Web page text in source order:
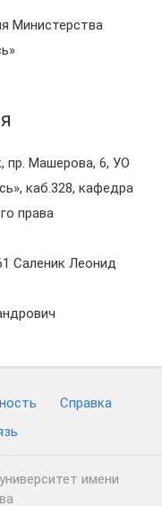
Министерства
пр. Машерова, 6, УО
каб.328, кафедра
права
Саленик Леонид
Cправка
имени